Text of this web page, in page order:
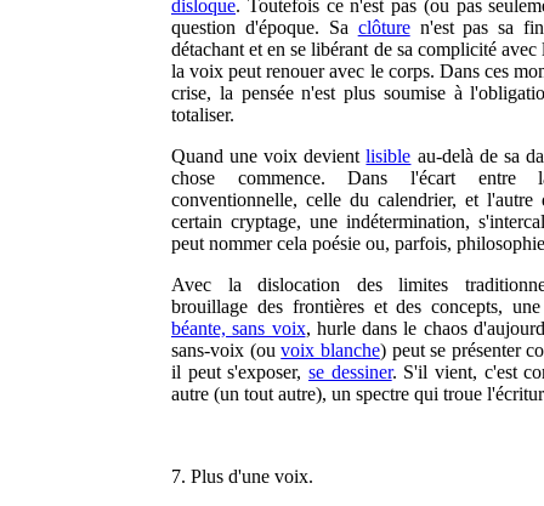
disloque. Toutefois ce n'est pas (ou pas
question d'époque. Sa clôturen'est pas sa
détachant et en se libérant de sa complicité avec
la voix peut renouer avec le corps. Dans ces
crise, la pensée n'est plus soumise à
totaliser.
Quand une voix devientlisible au-delà de sa
chose commence. Dans l'écart entre
conventionnelle, celle du calendrier, et l'autre
certain cryptage, une indétermination,
peut nommer cela poésie ou, parfois,
Avec la dislocation des limites
brouillage des frontières et des concepts,
béante, sans voix, hurle dans le chaos
sans-voix (ouvoix blanche) peut se présenter
il peut s'exposer, se dessiner. S'il vient, c'est
autre (un tout autre), un spectre qui troue
7. Plus d'une voix.